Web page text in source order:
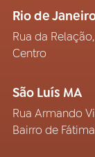
Rio de
Rua da Relação,
Centro
São Luís MA
Rua Armando
Bairro de Fátima